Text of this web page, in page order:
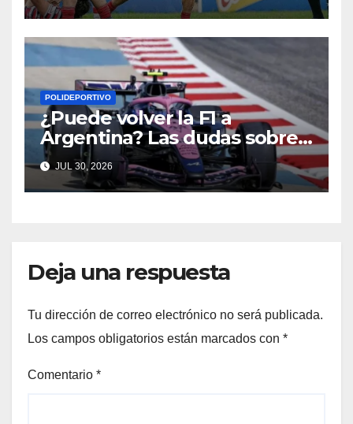
POLIDEPORTIVO
¿Puede volver la F1 a
Argentina? Las dudas sobre
Qatar y Abu Dabi reavivan la
ilusión
JUL 30, 2026
Deja una respuesta
Tu dirección de correo electrónico no será publicada.
Los campos obligatorios están marcados con *
Comentario *